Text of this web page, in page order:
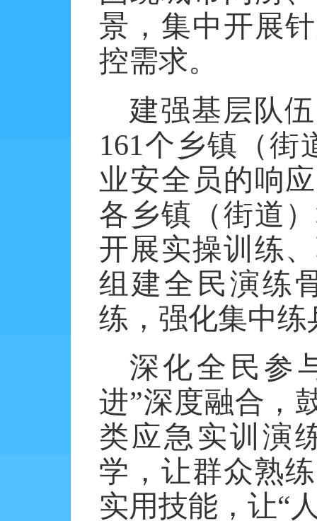
景，集中开展
控需求。
建强基层队
161个乡镇（街
业安全员的响
各乡镇（街道
开展实操训练
组建全民演练
练，强化集中练
深化全民参
进”深度融合，
类应急实训演
学，让群众熟
实用技能，让“